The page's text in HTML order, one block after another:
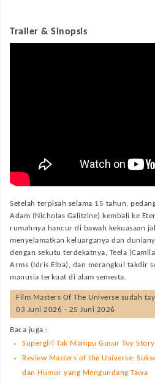
Trailer & Sinopsis
Setelah terpisah selama 15 tahun,
Adam (Nicholas Galitzine) kembali ke
rumahnya hancur di bawah kekuasaan
menyelamatkan keluarganya dan
dengan sekutu terdekatnya, Teela
Arms (Idris Elba), dan merangkul takdir
manusia terkuat di alam semesta.
Film Masters Of The Universe sudah
03 Juni 2026 - 25 Juni 2026
Baca juga :
Supergirl Tak Mampu Gusur Toy
Review Masters of the Universe:
dan Humor yang Mengundang Tawa